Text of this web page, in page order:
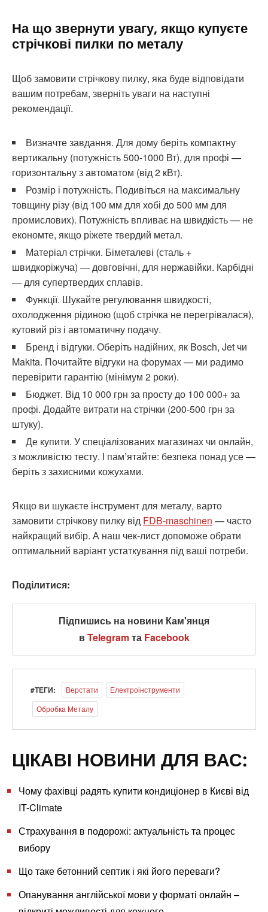
На що звернути увагу, якщо купуєте
стрічкові пилки по металу
Щоб замовити стрічкову пилку, яка буде відповідати
вашим потребам, зверніть уваги на наступні
рекомендації.
Визначте завдання. Для дому беріть компактну
вертикальну (потужність 500-1000 Вт), для профі —
горизонтальну з автоматом (від 2 кВт).
Розмір і потужність. Подивіться на максимальну
товщину різу (від 100 мм для хобі до 500 мм для
промислових). Потужність впливає на швидкість — не
економте, якщо ріжете твердий метал.
Матеріал стрічки. Біметалеві (сталь +
швидкоріжуча) — довговічні, для нержавійки. Карбідні
— для супертвердих сплавів.
Функції. Шукайте регулювання швидкості,
охолодження рідиною (щоб стрічка не перегрівалася),
кутовий різ і автоматичну подачу.
Бренд і відгуки. Оберіть надійних, як Bosch, Jet чи
Makita. Почитайте відгуки на форумах — ми радимо
перевірити гарантію (мінімум 2 роки).
Бюджет. Від 10 000 грн за просту до 100 000+ за
профі. Додайте витрати на стрічки (200-500 грн за
штуку).
Де купити. У спеціалізованих магазинах чи онлайн,
з можливістю тесту. І пам’ятайте: безпека понад усе —
беріть з захисними кожухами.
Якщо ви шукаєте інструмент для металу, варто
замовити стрічкову пилку від FDB-maschinen — часто
найкращий вибір. А наш чек-лист допоможе обрати
оптимальний варіант устаткування під ваші потреби.
Поділитися:
Підпишись на новини Кам'янця
вTelegramта Facebook
#ТЕГИ: Верстати
Електроінструменти
Обробка Металу
ЦІКАВІ НОВИНИ ДЛЯ ВАС:
Чому фахівці радять купити кондиціонер в Києві від
IT-Climate
Страхування в подорожі: актуальність та процес
вибору
Що таке бетонний септик і які його переваги?
Опанування англійської мови у форматі онлайн –